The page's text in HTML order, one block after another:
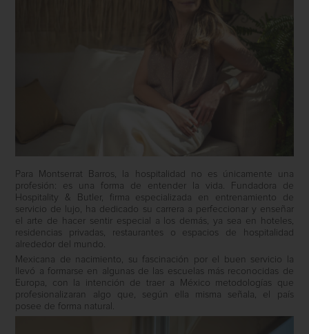
Para Montserrat Barros, la hospitalidad no es únicamente una
profesión: es una forma de entender la vida. Fundadora de
Hospitality & Butler, firma especializada en entrenamiento de
servicio de lujo, ha dedicado su carrera a perfeccionar y enseñar
el arte de hacer sentir especial a los demás, ya sea en hoteles,
residencias privadas, restaurantes o espacios de hospitalidad
alrededor del mundo.
Mexicana de nacimiento, su fascinación por el buen servicio la
llevó a formarse en algunas de las escuelas más reconocidas de
Europa, con la intención de traer a México metodologías que
profesionalizaran algo que, según ella misma señala, el país
posee de forma natural.